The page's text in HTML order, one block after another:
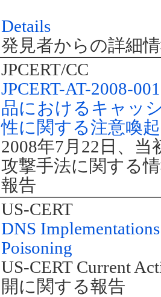
Details
発見者からの詳細
JPCERT/CC
JPCERT-AT-2008-
品におけるキャッ
性に関する注意喚起
2008年7月22日、
攻撃手法に関する
報告
US-CERT
DNS
Poisoning
US-CERT Current
開に関する報告